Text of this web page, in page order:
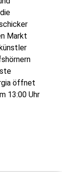
Markt
öffnet
13:00 Uhr